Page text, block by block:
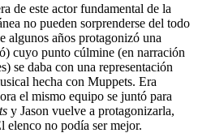
de este actor fundamental de la
no pueden sorprenderse del todo
algunos años protagonizó una
cuyo punto cúlmine (en narración
se daba con una representación
hecha con Muppets. Era
el mismo equipo se juntó para
y Jason vuelve a protagonizarla,
elenco no podía ser mejor.